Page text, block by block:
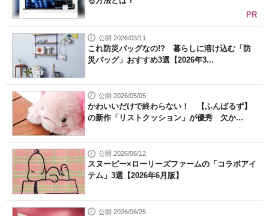
PR
公開 2026/03/11
これ防災バッグなの!? 暮らしに溶け込む「防
災バッグ」おすすめ3選【2026年3...
公開 2026/05/05
かわいいだけで終わらない！ 【ふんばるず】
の新作「リストクッション」が優秀 欠か...
公開 2026/06/12
スヌーピー×ローリーズファームの「コラボアイ
テム」3選【2026年6月版】
公開 2026/06/25